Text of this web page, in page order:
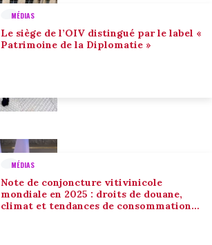
MÉDIAS
Le siège de l’OIV distingué par le label «
Patrimoine de la Diplomatie »
MÉDIAS
Note de conjoncture vitivinicole
mondiale en 2025 : droits de douane,
climat et tendances de consommation